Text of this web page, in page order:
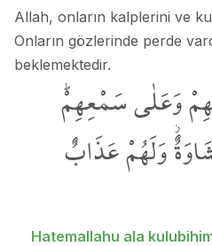
Allah, onların kalplerini ve
Onların gözlerinde perde
beklemektedir.
وَعَلٰىسَمْعِهِمْۜ
وَلَهُمْعَذَابٌ
Hatemallahu ala